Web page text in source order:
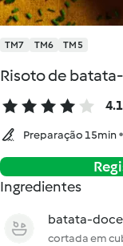
TM7 TM6 TM5
Risoto de
4.1
Preparação 15min
Ingredientes
batata-
cortada em